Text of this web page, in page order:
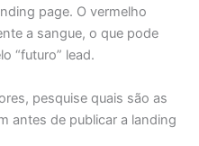
page. O vermelho
a sangue, o que pode
“futuro” lead.
pesquise quais são as
antes de publicar a landing